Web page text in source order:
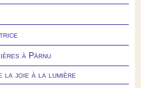
à Pärnu
la joie à la lumière